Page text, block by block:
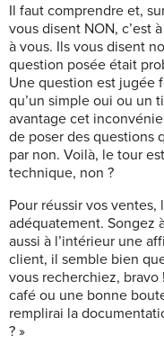
Il faut comprendre et,
vous disent NON, c’est
à vous. Ils vous disent
question posée était
Une question est jugée
qu’un simple oui ou un
avantage cet
de poser des questions
par non. Voilà, le tour
technique, non ?
Pour réussir vos
adéquatement. Songez
aussi à l’intérieur une
client, il semble bien
vous recherchiez,
café ou une bonne
remplirai la
? »